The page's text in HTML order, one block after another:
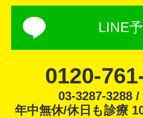
LINE
0120-
03-3287-3288 /
年中無休/休日も診療